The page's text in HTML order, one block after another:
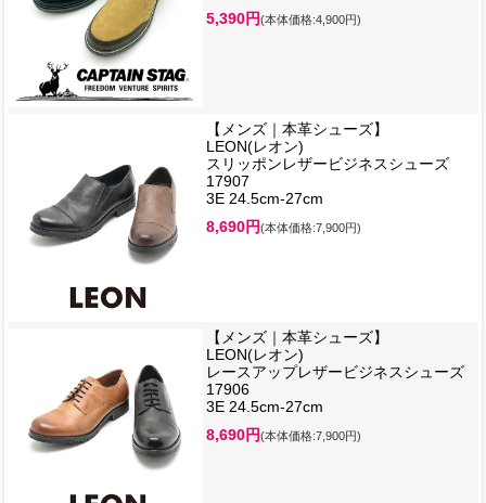
5,390円(本体価格:4,900円)
【メンズ｜本革シューズ】
LEON(レオン)
スリッポンレザービジネスシューズ
17907
3E 24.5cm-27cm
8,690円(本体価格:7,900円)
【メンズ｜本革シューズ】
LEON(レオン)
レースアップレザービジネスシューズ
17906
3E 24.5cm-27cm
8,690円(本体価格:7,900円)